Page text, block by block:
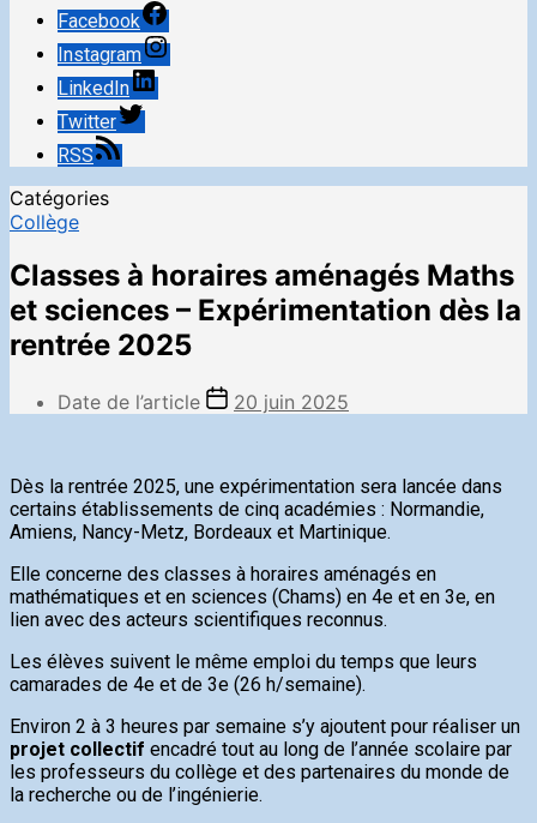
Facebook
Instagram
LinkedIn
Twitter
RSS
Catégories
Collège
Classes à horaires aménagés Maths
et sciences – Expérimentation dès la
rentrée 2025
Date de l’article 20 juin 2025
Dès la rentrée 2025, une expérimentation sera lancée dans
certains établissements de cinq académies : Normandie,
Amiens, Nancy-Metz, Bordeaux et Martinique.
Elle concerne des classes à horaires aménagés en
mathématiques et en sciences (Chams) en 4e et en 3e, en
lien avec des acteurs scientifiques reconnus.
Les élèves suivent le même emploi du temps que leurs
camarades de 4e et de 3e (26 h/semaine).
Environ 2 à 3 heures par semaine s’y ajoutent pour réaliser un
projet collectif encadré tout au long de l’année scolaire par
les professeurs du collège et des partenaires du monde de
la recherche ou de l’ingénierie.